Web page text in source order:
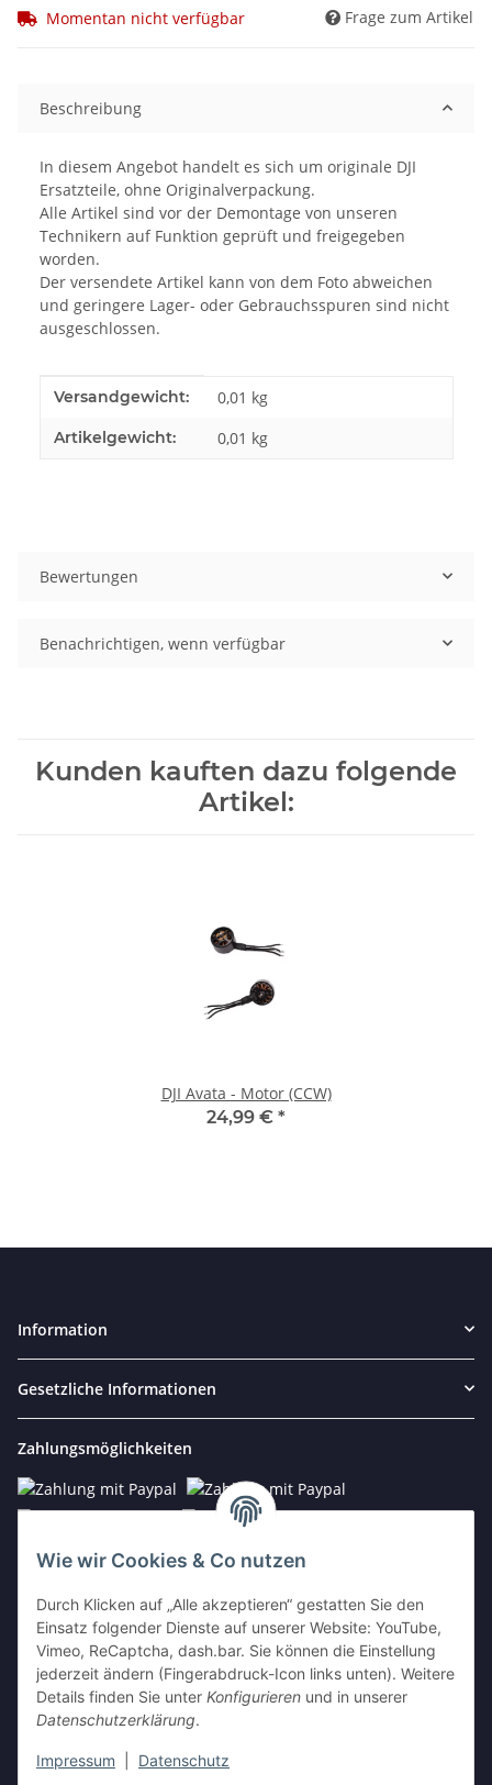
Wie wir Cookies & Co nutzen
Durch Klicken auf „Alle akzeptieren“ gestatten Sie den
Einsatz folgender Dienste auf unserer Website: YouTube,
Vimeo, ReCaptcha, dash.bar. Sie können die Einstellung
jederzeit ändern (Fingerabdruck-Icon links unten). Weitere
Details finden Sie unter Konfigurieren und in unserer
Datenschutzerklärung.
Impressum Datenschutz
Momentan nicht verfügbar Frage zum Artikel
Beschreibung
In diesem Angebot handelt es sich um originale DJI
Ersatzteile, ohne Originalverpackung.
Alle Artikel sind vor der Demontage von unseren
Technikern auf Funktion geprüft und freigegeben
worden.
Der versendete Artikel kann von dem Foto abweichen
und geringere Lager- oder Gebrauchsspuren sind nicht
ausgeschlossen.
Produkteigenschaft
Wert
Versandgewicht: 0,01 kg
Artikelgewicht: 0,01 kg
Bewertungen
Benachrichtigen, wenn verfügbar
Kunden kauften dazu folgende
Artikel:
DJI Avata - Motor (CCW)
24,99 € *
Information
Gesetzliche Informationen
Zahlungsmöglichkeiten
Kontakt
E-Mail:
info@vista-repair.de
Tel.: 038459/590674
Mo - Fr 09:00 - 20:00 h